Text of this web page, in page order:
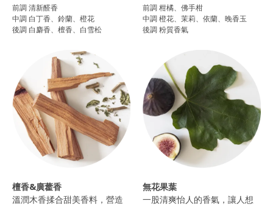
前調 清新醛香
中調 白丁香、鈴蘭、橙花
後調 白麝香、檀香、白雪松
前調 柑橘、佛手柑
中調 橙花、茉莉、依蘭、晚香玉
後調 粉質香氣
檀香&廣藿香
溫潤木香揉合甜美香料，營造
無花果葉
一股清爽怡人的香氣，讓人想